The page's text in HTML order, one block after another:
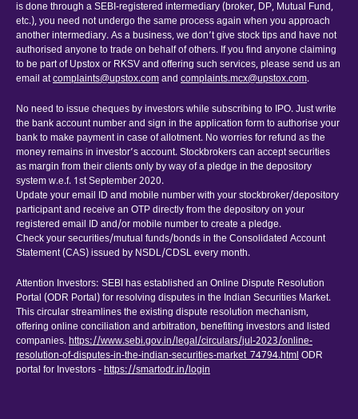
is done through a SEBI-registered intermediary (broker, DP, Mutual Fund,
etc.), you need not undergo the same process again when you approach
another intermediary. As a business, we don’t give stock tips and have not
authorised anyone to trade on behalf of others. If you find anyone claiming
to be part of Upstox or RKSV and offering such services, please send us an
email atcomplaints@upstox.comand complaints.mcx@upstox.com.
No need to issue cheques by investors while subscribing to IPO. Just write
the bank account number and sign in the application form to authorise your
bank to make payment in case of allotment. No worries for refund as the
money remains in investor’s account. Stockbrokers can accept securities
as margin from their clients only by way of a pledge in the depository
system w.e.f. 1st September 2020.
Update your email ID and mobile number with your stockbroker/depository
participant and receive an OTP directly from the depository on your
registered email ID and/or mobile number to create a pledge.
Check your securities/mutual funds/bonds in the Consolidated Account
Statement (CAS) issued by NSDL/CDSL every month.
Attention Investors: SEBI has established an Online Dispute Resolution
Portal (ODR Portal) for resolving disputes in the Indian Securities Market.
This circular streamlines the existing dispute resolution mechanism,
offering online conciliation and arbitration, benefiting investors and listed
companies.https://www.sebi.gov.in/legal/circulars/jul-2023/online-
resolution-of-disputes-in-the-indian-securities-market_74794.html ODR
portal for Investors -https://smartodr.in/login